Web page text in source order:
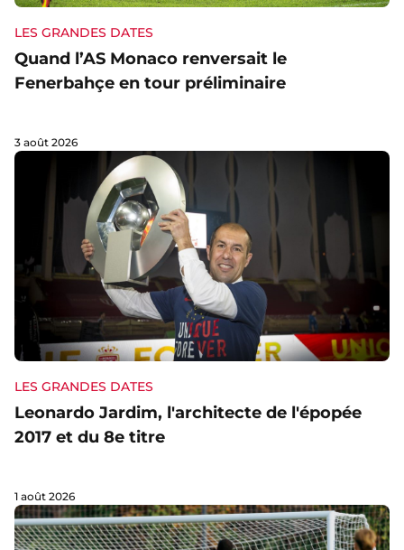
LES GRANDES DATES
Quand l’AS Monaco renversait le
Fenerbahçe en tour préliminaire
3 août 2026
LES GRANDES DATES
Leonardo Jardim, l'architecte de l'épopée
2017 et du 8e titre
1 août 2026